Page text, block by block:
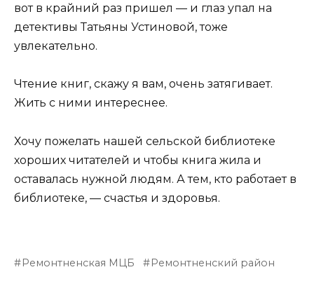
вот в крайний раз пришел — и глаз упал на
детективы Татьяны Устиновой, тоже
увлекательно.
Чтение книг, скажу я вам, очень затягивает.
Жить с ними интереснее.
Хочу пожелать нашей сельской библиотеке
хороших читателей и чтобы книга жила и
оставалась нужной людям. А тем, кто работает в
библиотеке, — счастья и здоровья.
Ремонтненская МЦБ Ремонтненский район